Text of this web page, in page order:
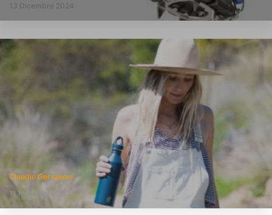
13 Dicembre 2024
Claudio Gervasoni
11 Novembre 2024